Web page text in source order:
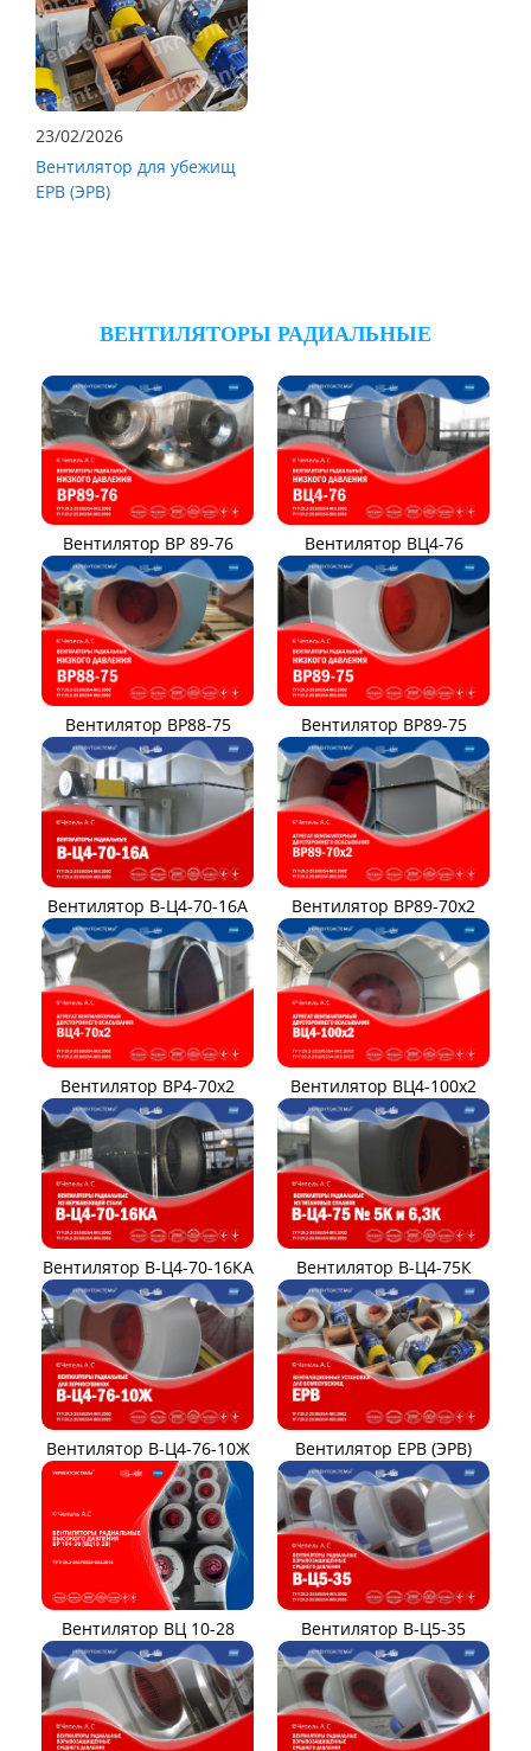
23/02/2026
Вентилятор для убежищ
ЕРВ (ЭРВ)
ВЕНТИЛЯТОРЫ РАДИАЛЬНЫЕ
Вентилятор ВР 89-76 Вентилятор ВЦ4-76
Вентилятор ВР88-75 Вентилятор ВР89-75
Вентилятор В-Ц4-70-16А Вентилятор ВР89-70x2
Вентилятор ВР4-70x2 Вентилятор ВЦ4-100х2
Вентилятор В-Ц4-70-16КА Вентилятор В-Ц4-75К
Вентилятор В-Ц4-76-10Ж Вентилятор ЕРВ (ЭРВ)
Вентилятор ВЦ 10-28 Вентилятор В-Ц5-35